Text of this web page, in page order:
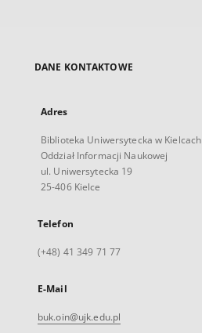
DANE KONTAKTOWE
Adres
Biblioteka Uniwersytecka w Kielcach
Oddział Informacji Naukowej
ul. Uniwersytecka 19
25-406 Kielce
Telefon
(+48) 41 349 71 77
E-Mail
buk.oin@ujk.edu.pl